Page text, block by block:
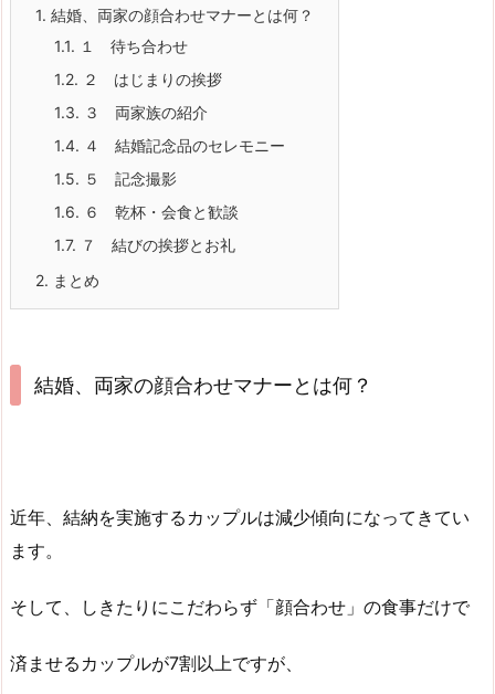
1. 結婚、両家の顔合わせマナーとは何？
1.1. １ 待ち合わせ
1.2. ２ はじまりの挨拶
1.3. ３ 両家族の紹介
1.4. ４ 結婚記念品のセレモニー
1.5. ５ 記念撮影
1.6. ６ 乾杯・会食と歓談
1.7. ７ 結びの挨拶とお礼
2. まとめ
結婚、両家の顔合わせマナーとは何？
近年、結納を実施するカップルは減少傾向になってきてい
ます。
そして、しきたりにこだわらず「顔合わせ」の食事だけで
済ませるカップルが7割以上ですが、